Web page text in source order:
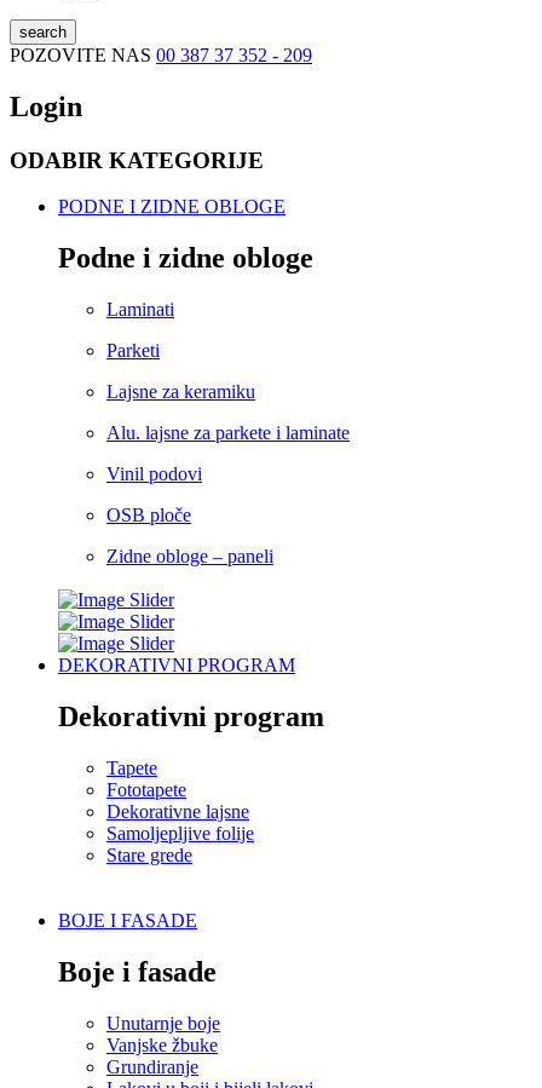
search
POZOVITE NAS 00 387 37 352 - 209
Login
ODABIR KATEGORIJE
PODNE I ZIDNE OBLOGE
Podne i zidne obloge
Laminati
Parketi
Lajsne za keramiku
Alu. lajsne za parkete i laminate
Vinil podovi
OSB ploče
Zidne obloge – paneli
DEKORATIVNI PROGRAM
Dekorativni program
Tapete
Fototapete
Dekorativne lajsne
Samoljepljive folije
Stare grede
BOJE I FASADE
Boje i fasade
Unutarnje boje
Vanjske žbuke
Grundiranje